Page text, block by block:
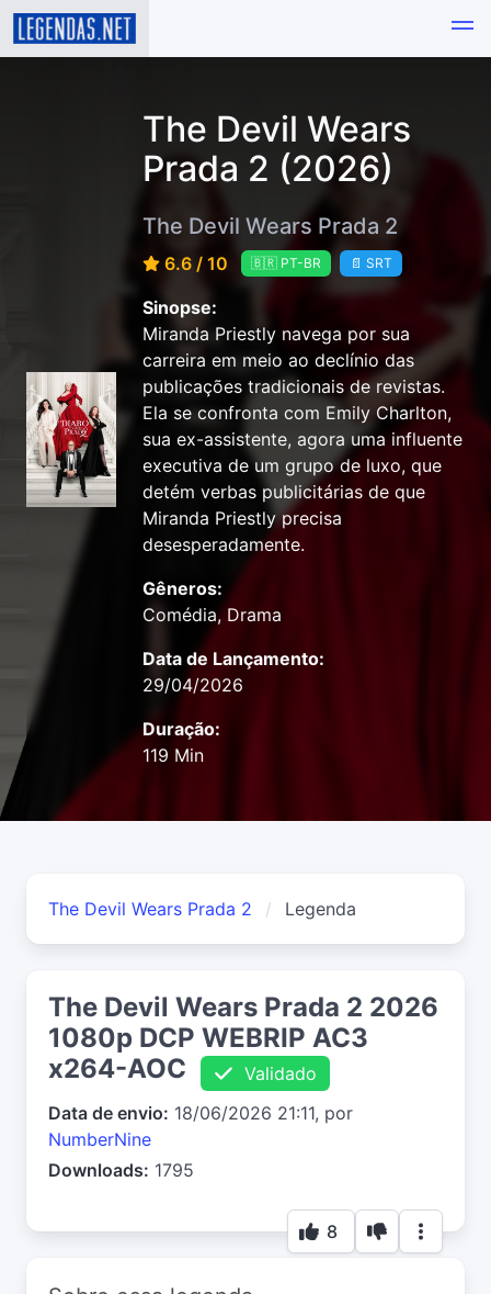
The Devil Wears
Prada 2 (2026)
The Devil Wears Prada 2
6.6 / 10 🇧🇷 PT-BR 📄 SRT
Sinopse:
Miranda Priestly navega por sua
carreira em meio ao declínio das
publicações tradicionais de revistas.
Ela se confronta com Emily Charlton,
sua ex-assistente, agora uma influente
executiva de um grupo de luxo, que
detém verbas publicitárias de que
Miranda Priestly precisa
desesperadamente.
Gêneros:
Comédia, Drama
Data de Lançamento:
29/04/2026
Duração:
119 Min
The Devil Wears Prada 2 Legenda
The Devil Wears Prada 2 2026
1080p DCP WEBRIP AC3
x264-AOC
Validado
Data de envio: 18/06/2026 21:11, por
NumberNine
Downloads: 1795
8